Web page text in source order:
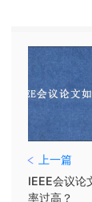
上一篇
IEEE会议论
率过高？